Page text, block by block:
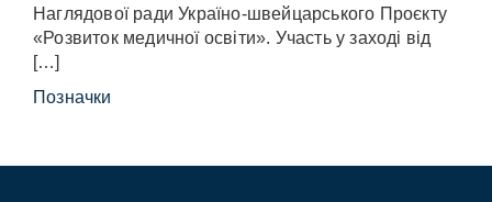
Наглядової ради Україно-швейцарського Проєкту
«Розвиток медичної освіти». Участь у заході від
[…]
Позначки